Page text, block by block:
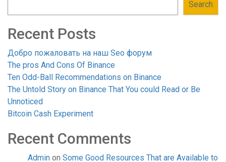
Search
Recent Posts
Добро пожаловать на наш Seo форум
The pros And Cons Of Binance
Ten Odd-Ball Recommendations on Binance
The Untold Story on Binance That You could Read or Be
Unnoticed
Bitcoin Cash Experiment
Recent Comments
Admin on Some Good Resources That are Available to